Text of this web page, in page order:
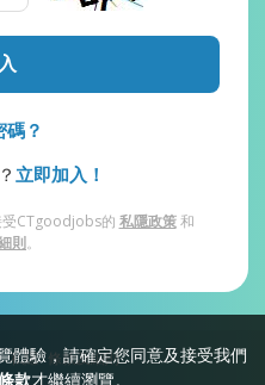
體驗，請確定您同意及接受我們
款才繼續瀏覽。
碼？
立即加入！
受CTgoodjobs的 私隱政策和
則。
私隱 條款及細則